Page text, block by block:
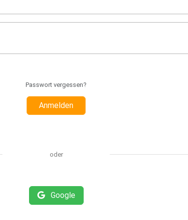
Passwort vergessen?
Anmelden
oder
Google